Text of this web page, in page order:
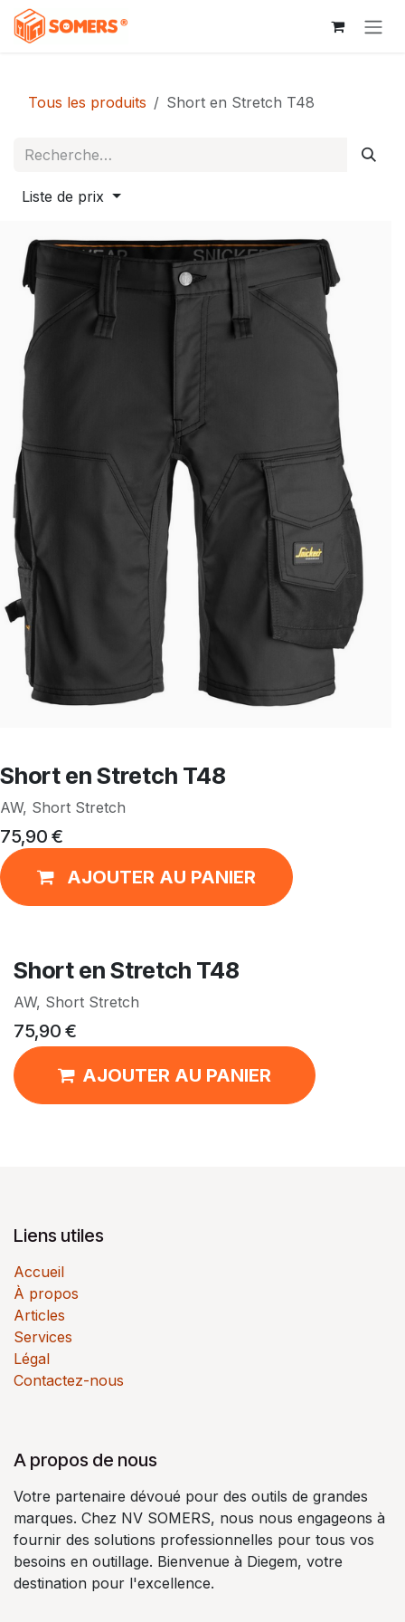
Se rendre au contenu
Tous les produits Short en Stretch T48
Liste de prix
Short en Stretch T48
AW, Short Stretch
75,90 €
AJOUTER AU PANIER
Short en Stretch T48
AW, Short Stretch
75,90 €
AJOUTER AU PANIER
Liens utiles
Accueil
À propos
Articles
Services
Légal
Contactez-nous
A propos de nous
Votre partenaire dévoué pour des outils de grandes
marques. Chez NV SOMERS, nous nous engageons à
fournir des solutions professionnelles pour tous vos
besoins en outillage. Bienvenue à Diegem, votre
destination pour l'excellence.